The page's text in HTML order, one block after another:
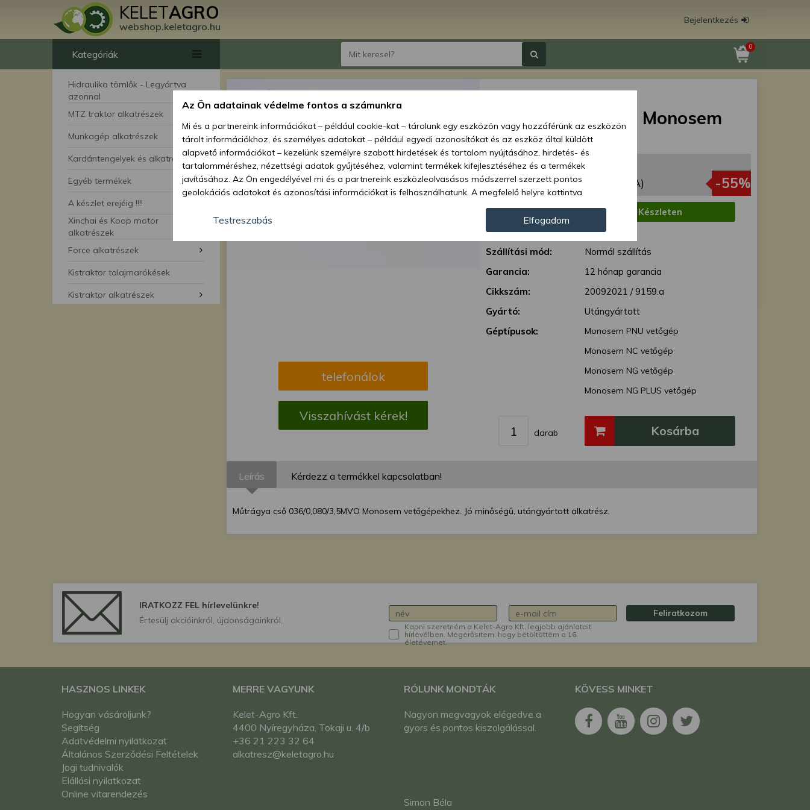
KELETAGRO
webshop.keletagro.hu
Bejelentkezés
Kategóriák
Hidraulika tömlők - Legyártva
azonnal
MTZ traktor alkatrészek
Munkagép alkatrészek
Kardántengelyek és alkatrészei
Egyéb termékek
A készlet erejéig !!!!
Xinchai és Koop motor
alkatrészek
Force alkatrészek
Kistraktor talajmarókések
Kistraktor alkatrészek
0
telefonálok
Visszahívást kérek!
036/0,080/3,5MVO Monosem
vetőgépekhez
Ár: 2 383 Ft
1 072 Ft (844 Ft + ÁFA) -55%
Elérhetőség:
Készleten
Szállítás:
1 munkanap
Szállítási mód:
Normál szállítás
Garancia:
12 hónap garancia
Cikkszám:
20092021 / 9159.a
Gyártó:
Utángyártott
Géptípusok:
Monosem PNU vetőgép
Monosem NC vetőgép
Monosem NG vetőgép
Monosem NG PLUS vetőgép
Monosem SCD Supercrop kultivátor
darab Kosárba
Leírás Kérdezz a termékkel kapcsolatban!
Műtrágya cső 036/0,080/3,5MVO Monosem vetőgépekhez. Jó minőségű, utángyártott alkatrész.
IRATKOZZ FEL hírlevelünkre!
Értesülj akcióinkról, újdonságainkról.
Kapni szeretném a Kelet-Agro Kft. legjobb ajánlatait
hírlevélben. Megerősítem, hogy betöltöttem a 16.
életévemet.
Feliratkozom
HASZNOS LINKEK
Hogyan vásároljunk?
Segítség
Adatvédelmi nyilatkozat
Általános Szerződési Feltételek
Jogi tudnivalók
Elállási nyilatkozat
Online vitarendezés
MERRE VAGYUNK
Kelet-Agro Kft.
4400 Nyíregyháza, Tokaji u. 4/b
+36 21 223 32 64
alkatresz@keletagro.hu
RÓLUNK MONDTÁK
Nagyon megvagyok elégedve a
gyors és pontos kiszolgálással.
Simon Béla
KÖVESS MINKET
Az Ön adatainak védelme fontos a számunkra
Mi és a partnereink információkat – például cookie-kat – tárolunk egy eszközön vagy hozzáférünk az eszközön
tárolt információkhoz, és személyes adatokat – például egyedi azonosítókat és az eszköz által küldött
alapvető információkat – kezelünk személyre szabott hirdetések és tartalom nyújtásához, hirdetés- és
tartalomméréshez, nézettségi adatok gyűjtéséhez, valamint termékek kifejlesztéséhez és a termékek
javításához. Az Ön engedélyével mi és a partnereink eszközleolvasásos módszerrel szerzett pontos
geolokációs adatokat és azonosítási információkat is felhasználhatunk. A megfelelő helyre kattintva
hozzájárulhat ahhoz, hogy mi és a partnereink a fent leírtak szerint adatkezelést végezzünk. Másik
lehetőségként a hozzájárulás megadása vagy elutasítása előtt részletesebb információkhoz juthat, és
megváltoztathatja beállításait. Felhívjuk figyelmét, hogy személyes adatainak bizonyos kezeléséhez nem
feltétlenül szükséges az Ön hozzájárulása, de jogában áll tiltakozni az ilyen jellegű adatkezelés ellen. A
beállításai csak erre a weboldalra érvényesek. Erre a webhelyre visszatérve vagy az adatvédelmi szabályzatunk
Testreszabás Elfogadom